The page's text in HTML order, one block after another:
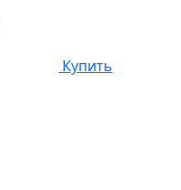
Купить